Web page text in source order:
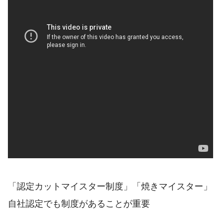
「認定カットマイスター制度」「焼きマイスター」
自社認定でも制度があることが重要